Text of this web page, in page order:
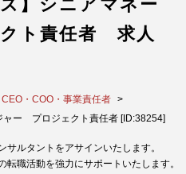
】シニアマネー
ト責任者 求人
CEO・COO・事業責任者
ャー プロジェクト責任者 [ID:38254]
ルタントをアサインいたします。
職活動を強力にサポートいたします。